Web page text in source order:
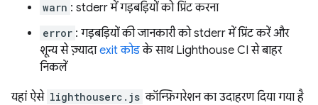
warn : stderr में गड़बड़ियों को प्रिंट करना
error : गड़बड़ियों की जानकारी को stderr में प्रिंट करें और
शून्य से ज़्यादाexit कोडके साथ Lighthouse CI से बाहर
निकलें
यहां ऐसे lighthouserc.js कॉन्फ़िगरेशन का उदाहरण दिया गया है